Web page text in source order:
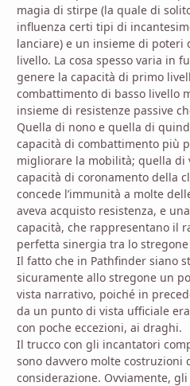
magia di stirpe (la quale di
influenza certi tipi di
lanciare) e un insieme di
livello. La cosa spesso varia in
genere la capacità di primo
combattimento di basso livello
insieme di resistenze passive
Quella di nono e quella di
capacità di combattimento più
migliorare la mobilità; quella di
capacità di coronamento della
concede l’immunità a molte
aveva acquisto resistenza, e
capacità, che rappresentano il
perfetta sinergia tra lo
Il fatto che in Pathfinder siano
sicuramente allo stregone un
vista narrativo, poiché in
da un punto di vista ufficiale
con poche eccezioni, ai draghi.
Il trucco con gli incantatori
sono davvero molte costruzioni
considerazione. Ovviamente,